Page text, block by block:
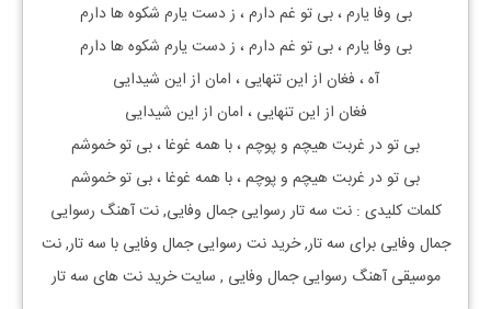
بی وفا یارم ، بی تو غم دارم ، ز دست یارم شکوه ها دارم
بی وفا یارم ، بی تو غم دارم ، ز دست یارم شکوه ها دارم
آه ، فغان از این تنهایی ، امان از این شیدایی
فغان از این تنهایی ، امان از این شیدایی
بی تو در غربت هیچم و پوچم ، با همه غوغا ، بی تو خموشم
بی تو در غربت هیچم و پوچم ، با همه غوغا ، بی تو خموشم
کلمات کلیدی : نت سه تاررسوایی جمال وفایی, نت آهنگ رسوایی
جمال وفایی برای سه تار, خرید نت رسوایی جمال وفایی با سه تار, نت
موسیقی آهنگ رسوایی جمال وفایی , سایت خرید نت های سه تار